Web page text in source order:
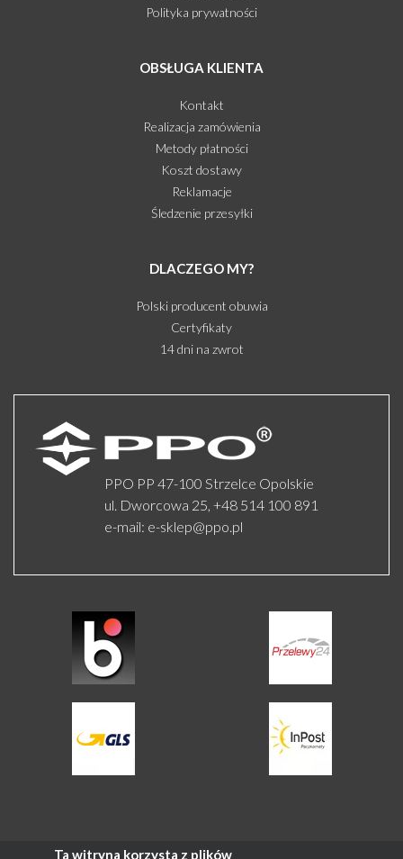
Polityka prywatności
OBSŁUGA KLIENTA
Kontakt
Realizacja zamówienia
Metody płatności
Koszt dostawy
Reklamacje
Śledzenie przesyłki
DLACZEGO MY?
Polski producent obuwia
Certyfikaty
14 dni na zwrot
PPO PP 47-100 Strzelce Opolskie
ul. Dworcowa 25, +48 514 100 891
e-mail: e-sklep@ppo.pl
Ta witryna korzysta z plików